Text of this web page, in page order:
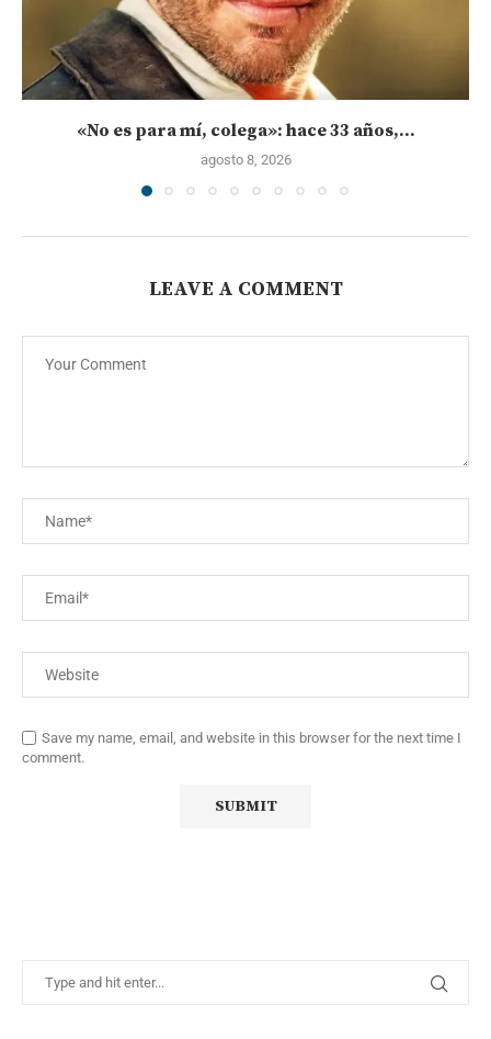
«No es para mí, colega»: hace 33 años,...
agosto 8, 2026
LEAVE A COMMENT
Save my name, email, and website in this browser for the next time I
comment.